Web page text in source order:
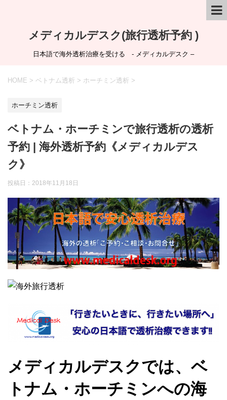
メディカルデスク(旅行透析予約 )
日本語で海外透析治療を受ける - メディカルデスク –
HOME > ベトナム透析 > ホーチミン透析 >
ホーチミン透析
ベトナム・ホーチミンで旅行透析の透析
予約 | 海外透析予約《メディカルデス
ク》
投稿日： 2018年11月18日
メディカルデスクでは、ベ
トナム・ホーチミンへの海